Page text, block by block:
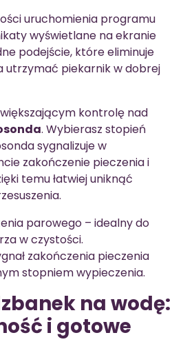
uruchomienia programu
wyświetlane na ekranie
podejście, które eliminuje
utrzymać piekarnik w dobrej
kontrolę nad
. Wybierasz stopień
sygnalizuje w
zakończenie pieczenia i
temu łatwiej uniknąć
parowego – idealny do
w czystości.
zakończenia pieczenia
stopniem wypieczenia.
na wodę:
i gotowe